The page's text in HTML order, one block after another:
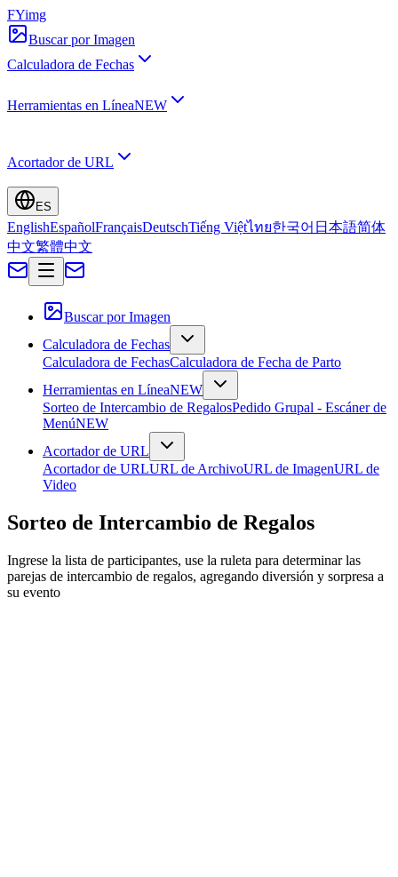
FYimg
Buscar por Imagen
Calculadora de Fechas
Herramientas en LíneaNEW
Acortador de URL
ES
EnglishEspañolFrançaisDeutschTiếng Việtไทย한국어 日本語简体
中文繁體中文
Buscar por Imagen
Calculadora de Fechas
Calculadora de FechasCalculadora de Fecha de Parto
Herramientas en LíneaNEW
Sorteo de Intercambio de RegalosPedido Grupal - Escáner de
MenúNEW
Acortador de URL
Acortador de URLURL de ArchivoURL de ImagenURL de
Video
Sorteo de Intercambio de Regalos
Ingrese la lista de participantes, use la ruleta para determinar las
parejas de intercambio de regalos, agregando diversión y sorpresa a
su evento